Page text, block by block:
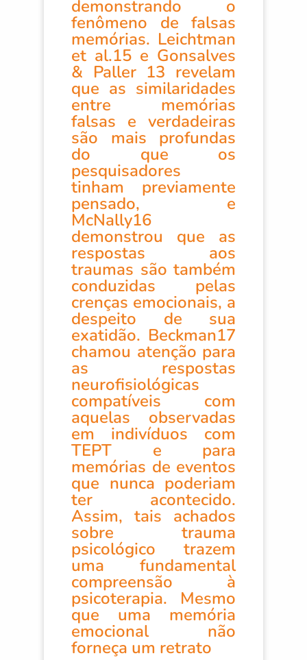
demonstrando o
fenômeno de falsas
memórias. Leichtman
et al.15 e Gonsalves
& Paller 13 revelam
que as similaridades
entre memórias
falsas e verdadeiras
são mais profundas
do que os
pesquisadores
tinham previamente
pensado, e
McNally16
demonstrou que as
respostas aos
traumas são também
conduzidas pelas
crenças emocionais, a
despeito de sua
exatidão. Beckman17
chamou atenção para
as respostas
neurofisiológicas
compatíveis com
aquelas observadas
em indivíduos com
TEPT e para
memórias de eventos
que nunca poderiam
ter acontecido.
Assim, tais achados
sobre trauma
psicológico trazem
uma fundamental
compreensão à
psicoterapia. Mesmo
que uma memória
emocional não
forneça um retrato